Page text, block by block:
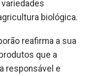
biológica.
reafirma a sua
que a
responsável e